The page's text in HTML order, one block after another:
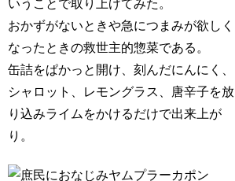
いうことで取り上げてみた。
おかずがないときや急につまみが欲しく
なったときの救世主的惣菜である。
缶詰をぱかっと開け、刻んだにんにく、
シャロット、レモングラス、唐辛子を放
り込みライムをかけるだけで出来上が
り。